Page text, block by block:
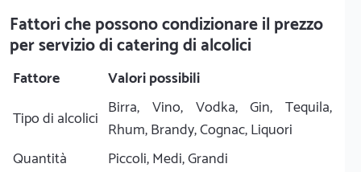
Fattori che possono condizionare il prezzo
per servizio di catering di alcolici
Fattore
Valori possibili
Tipo di alcolici Birra, Vino, Vodka, Gin, Tequila,
Rhum, Brandy, Cognac, Liquori
Quantità
Piccoli, Medi, Grandi